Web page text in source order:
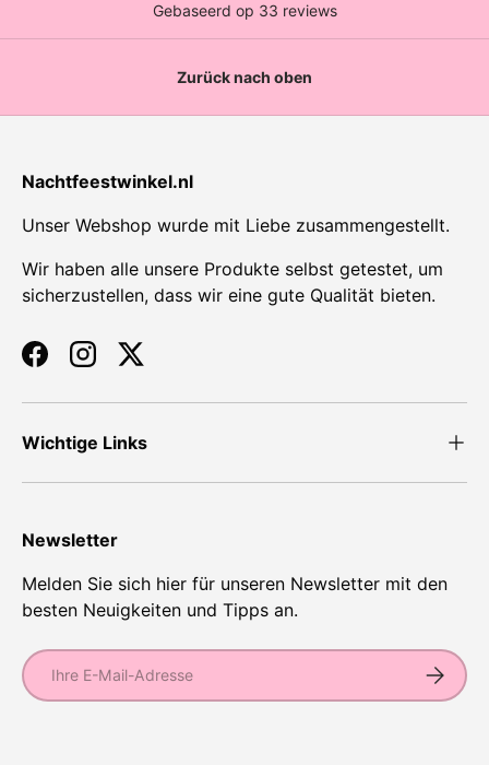
Zurück nach oben
Nachtfeestwinkel.nl
Unser Webshop wurde mit Liebe zusammengestellt.
Wir haben alle unsere Produkte selbst getestet, um
sicherzustellen, dass wir eine gute Qualität bieten.
FacebookInstagramTwitter
Wichtige Links
Newsletter
Melden Sie sich hier für unseren Newsletter mit den
besten Neuigkeiten und Tipps an.
E-Mail